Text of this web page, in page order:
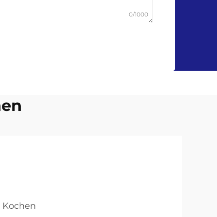
0/1000